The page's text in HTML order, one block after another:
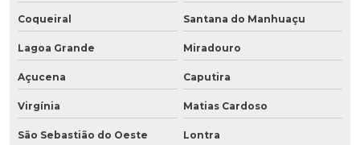
Coqueiral Santana do Manhuaçu
Lagoa Grande Miradouro
Açucena Caputira
Virgínia Matias Cardoso
São Sebastião do Oeste Lontra